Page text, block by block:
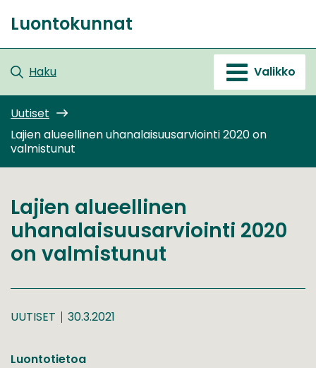
sisältöön
Etusivu
Luontokunnat
Haku Valikko
Uutiset
Lajien alueellinen uhanalaisuusarviointi 2020 on
valmistunut
Lajien alueellinen
uhanalaisuusarviointi 2020
on valmistunut
UUTISET 30.3.2021
Luontotietoa